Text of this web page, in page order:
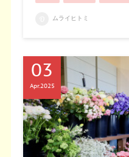
ムライヒトミ
03
Apr2025